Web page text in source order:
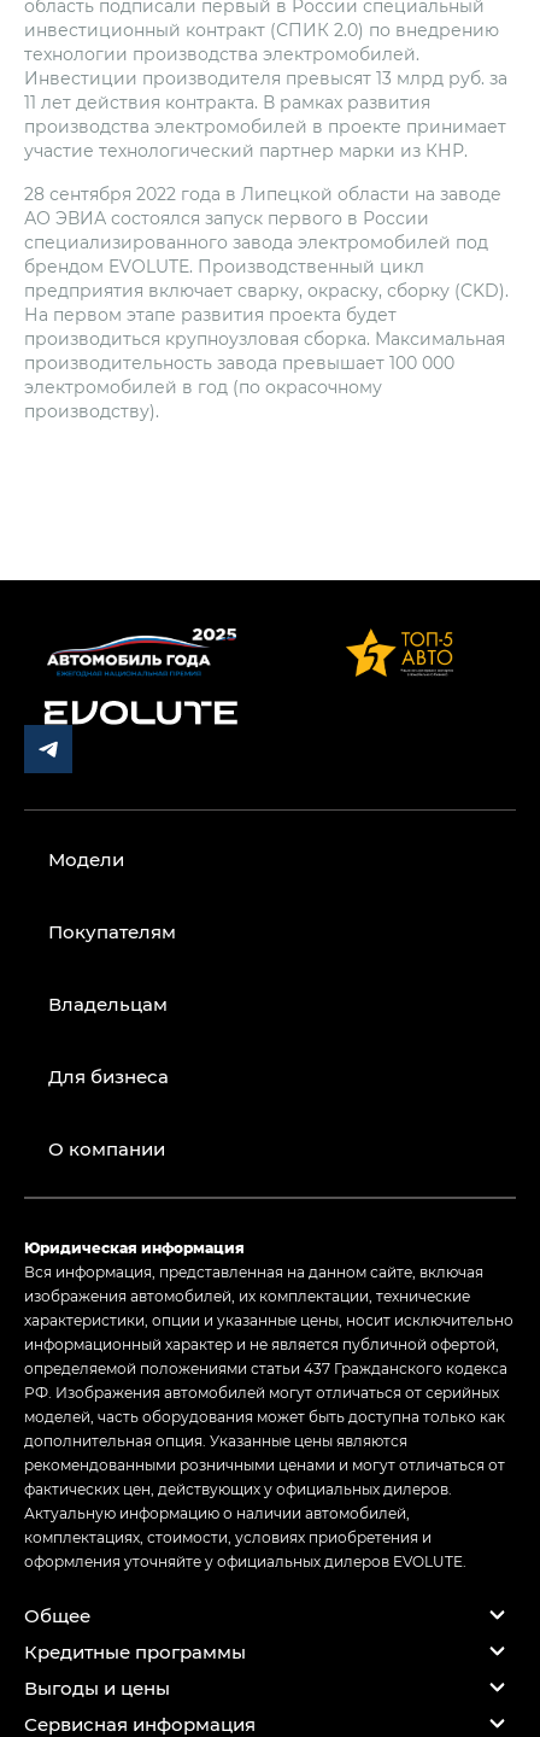
область подписали первый в России специальный
инвестиционный контракт (СПИК 2.0) по внедрению
технологии производства электромобилей.
Инвестиции производителя превысят 13 млрд руб. за
11 лет действия контракта. В рамках развития
производства электромобилей в проекте принимает
участие технологический партнер марки из КНР.
28 сентября 2022 года в Липецкой области на заводе
АО ЭВИА состоялся запуск первого в России
специализированного завода электромобилей под
брендом EVOLUTE. Производственный цикл
предприятия включает сварку, окраску, сборку (CKD).
На первом этапе развития проекта будет
производиться крупноузловая сборка. Максимальная
производительность завода превышает 100 000
электромобилей в год (по окрасочному
производству).
Модели
Покупателям
Владельцам
Для бизнеса
О компании
Юридическая информация
Вся информация, представленная на данном сайте, включая
изображения автомобилей, их комплектации, технические
характеристики, опции и указанные цены, носит исключительно
информационный характер и не является публичной офертой,
определяемой положениями статьи 437 Гражданского кодекса
РФ. Изображения автомобилей могут отличаться от серийных
моделей, часть оборудования может быть доступна только как
дополнительная опция. Указанные цены являются
рекомендованными розничными ценами и могут отличаться от
фактических цен, действующих у официальных дилеров.
Актуальную информацию о наличии автомобилей,
комплектациях, стоимости, условиях приобретения и
оформления уточняйте у официальных дилеров EVOLUTE.
Общее
Кредитные программы
Выгоды и цены
Сервисная информация